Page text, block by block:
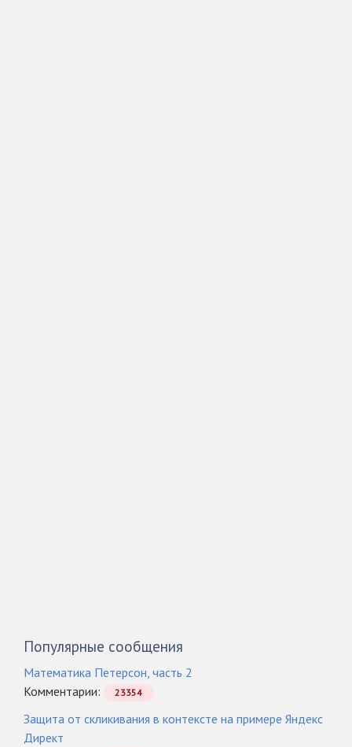
Популярные сообщения
Математика Петерсон, часть 2
Комментарии:
23354
Защита от скликивания в контексте на примере Яндекс
Директ